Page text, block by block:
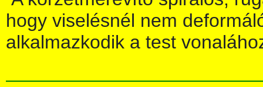
hogy viselésnél nem
alkalmazkodik a test